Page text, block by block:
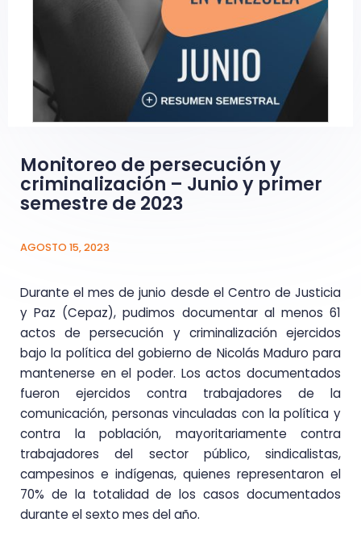
Monitoreo de persecución y
criminalización – Junio y primer
semestre de 2023
AGOSTO 15, 2023
Durante el mes de junio desde el Centro de Justicia
y Paz (Cepaz), pudimos documentar al menos 61
actos de persecución y criminalización ejercidos
bajo la política del gobierno de Nicolás Maduro para
mantenerse en el poder. Los actos documentados
fueron ejercidos contra trabajadores de la
comunicación, personas vinculadas con la política y
contra la población, mayoritariamente contra
trabajadores del sector público, sindicalistas,
campesinos e indígenas, quienes representaron el
70% de la totalidad de los casos documentados
durante el sexto mes del año.